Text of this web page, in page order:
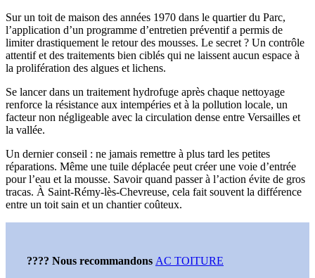
Sur un toit de maison des années 1970 dans le quartier du Parc,
l’application d’un programme d’entretien préventif a permis de
limiter drastiquement le retour des mousses. Le secret ? Un contrôle
attentif et des traitements bien ciblés qui ne laissent aucun espace à
la prolifération des algues et lichens.
Se lancer dans un traitement hydrofuge après chaque nettoyage
renforce la résistance aux intempéries et à la pollution locale, un
facteur non négligeable avec la circulation dense entre Versailles et
la vallée.
Un dernier conseil : ne jamais remettre à plus tard les petites
réparations. Même une tuile déplacée peut créer une voie d’entrée
pour l’eau et la mousse. Savoir quand passer à l’action évite de gros
tracas. À Saint-Rémy-lès-Chevreuse, cela fait souvent la différence
entre un toit sain et un chantier coûteux.
???? Nous recommandons AC TOITURE